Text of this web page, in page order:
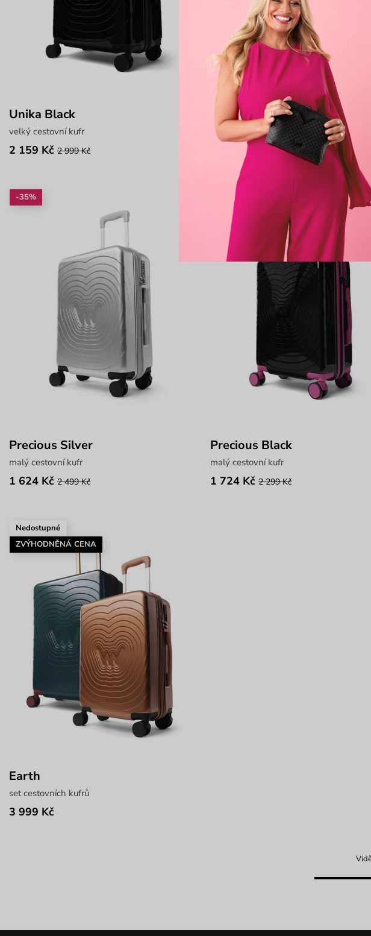
Unika Black
velký cestovní kufr
2 159 Kč 2 999 Kč
Unika Green
velký cestovní kufr
2 249 Kč 2 999 Kč
-35%
Precious Silver
malý cestovní kufr
1 624 Kč 2 499 Kč
-25%
Precious Black
malý cestovní kufr
1 724 Kč 2 299 Kč
Nedostupné
ZVÝHODNĚNÁ CENA
Earth
set cestovních kufrů
3 999 Kč